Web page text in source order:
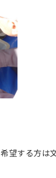
望する方は